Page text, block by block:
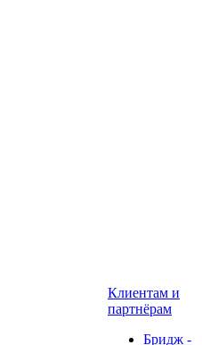
Клиентам и
партнёрам
Бридж -